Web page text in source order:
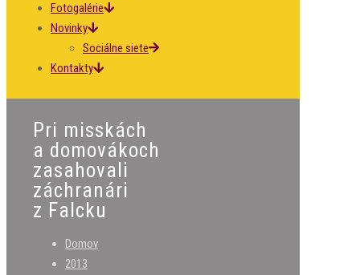
Fotogalérie
Novinky
Sociálne siete
Kontakty
Pri misskách
a domovákoch
zasahovali
záchranári
z Falcku
Domov
2013